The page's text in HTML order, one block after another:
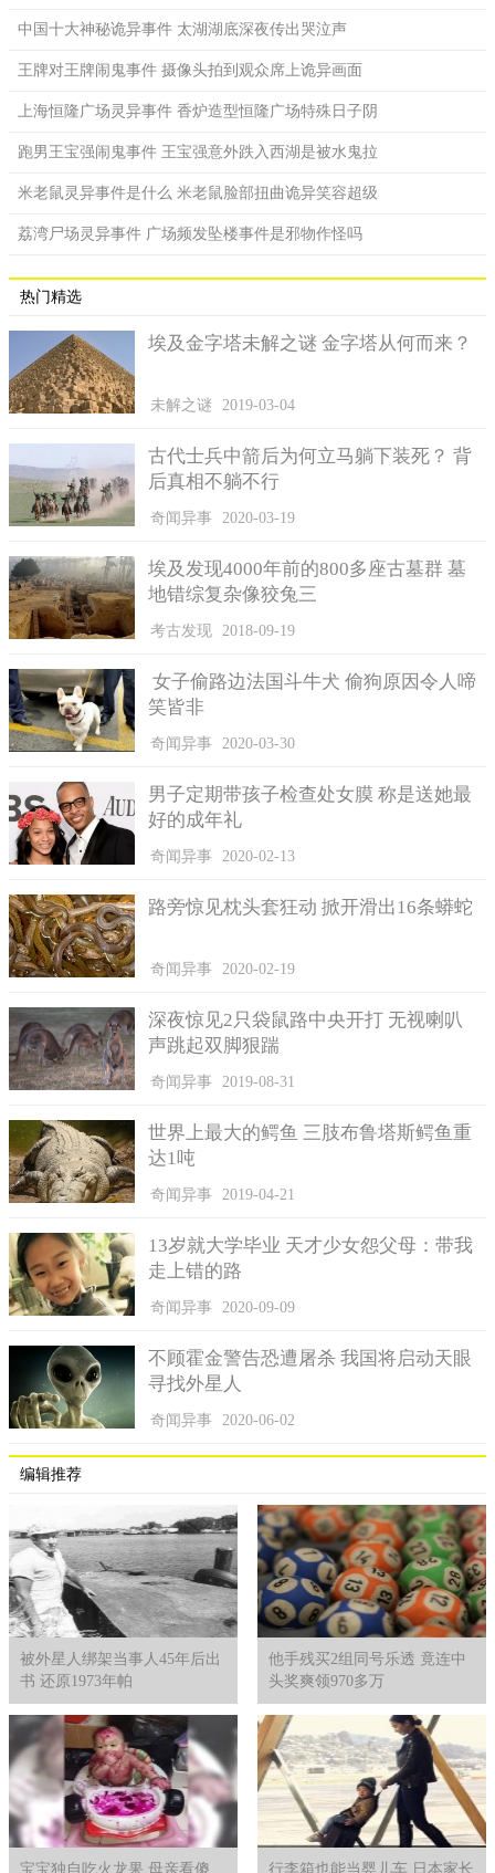
盒里有一迭阴私纸(冥币)，那时候认为是伙计或弟子的捉弄，就把
属下都叫回来问，那时候没有人知道是怎么回事，事来的伙计跟
这类缺德的事，事后老板对这事也没再追究了。
隔天，茶餐厅闭店后老总点钱又在钱箱发现了一迭冥币，喊
来属下，原来当天又接到喜秀花园别墅送餐电话，点了一些粉和
前，把钱从门缝下塞出去。
虽然老板对收到冥币这事很生气，但是感觉这事很蹊跷，与
工作人员说，再接到叫餐电话，他要亲自去送。
第三天餐厅一样接到喜秀花园别墅叫餐电话，点了叉烧饭与
牛肉粉，这一次外卖由餐厅老板自己去送，老板经历与工作人员
描述的一样：把外卖放门口，从门缝底下收到钱。
要收到真钱就好了，看到手中的钱确实是港币，放心回餐厅了。
返回潮涌记茶餐厅后，老总刻意把钱放到一个钱箱并独立隔
开，夜里核对点钱时，对店时收到的钱也没发现有什么问题，只
苑送餐后收到的真钱变的。
老总猛然通体冰冷，心存寒颤，难到世界上有鬼吗？因此焦
虑中向公安局报了警。公安局收到救援电话后，急速派警员侦察
被按坏了，因此只好破门而入。
二、香港茶餐厅灵异事件结果
进入室内就发现有四具遗体，横卧在地砖上，而且马上就可
以辨别出遗体已经停放了几日，这个4个人死了几天。公安局马上
把现场封锁，调查也暂停了。
警方向案发现场邻居了解情况，邻居都反应根本不知道那4个
中国十大神秘诡异事件 太湖湖底深夜传出哭泣声
王牌对王牌闹鬼事件 摄像头拍到观众席上诡异画面
上海恒隆广场灵异事件 香炉造型恒隆广场特殊日子阴
跑男王宝强闹鬼事件 王宝强意外跌入西湖是被水鬼拉
米老鼠灵异事件是什么 米老鼠脸部扭曲诡异笑容超级
荔湾尸场灵异事件 广场频发坠楼事件是邪物作怪吗
热门精选
埃及金字塔未解之谜 金字塔从何而来？
未解之谜 2019-03-04
古代士兵中箭后为何立马躺下装死？ 背
后真相不躺不行
奇闻异事 2020-03-19
埃及发现4000年前的800多座古墓群 墓
地错综复杂像狡兔三
考古发现 2018-09-19
女子偷路边法国斗牛犬 偷狗原因令人啼
笑皆非
奇闻异事 2020-03-30
男子定期带孩子检查处女膜 称是送她最
好的成年礼
奇闻异事 2020-02-13
路旁惊见枕头套狂动 掀开滑出16条蟒蛇
奇闻异事 2020-02-19
深夜惊见2只袋鼠路中央开打 无视喇叭
声跳起双脚狠踹
奇闻异事 2019-08-31
世界上最大的鳄鱼 三肢布鲁塔斯鳄鱼重
达1吨
奇闻异事 2019-04-21
13岁就大学毕业 天才少女怨父母：带我
走上错的路
奇闻异事 2020-09-09
不顾霍金警告恐遭屠杀 我国将启动天眼
寻找外星人
奇闻异事 2020-06-02
编辑推荐
被外星人绑架当事人45年后出
书 还原1973年帕
他手残买2组同号乐透 竟连中
头奖爽领970多万
宝宝独自吃火龙果 母亲看傻 行李箱也能当婴儿车 日本家长